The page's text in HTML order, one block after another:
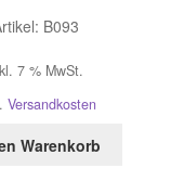
B093
7 % MwSt.
Versandkosten
Warenkorb